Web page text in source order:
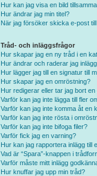
Hur kan jag visa en bild
Hur ändrar jag min titel?
När jag försöker skicka e-post
Tråd- och inläggsfrågor
Hur skapar jag en ny tråd i en
Hur ändrar och raderar jag
Hur lägger jag till en signatur till
Hur skapar jag en omröstning?
Hur redigerar eller tar jag bort en
Varför kan jag inte lägga till fler
Varför kan jag inte komma åt en
Varför kan jag inte rösta i
Varför kan jag inte bifoga filer?
Varför fick jag en varning?
Hur kan jag rapportera inlägg till
Vad är “Spara”-knappen i
Varför måste mitt inlägg
Hur knuffar jag upp min tråd?